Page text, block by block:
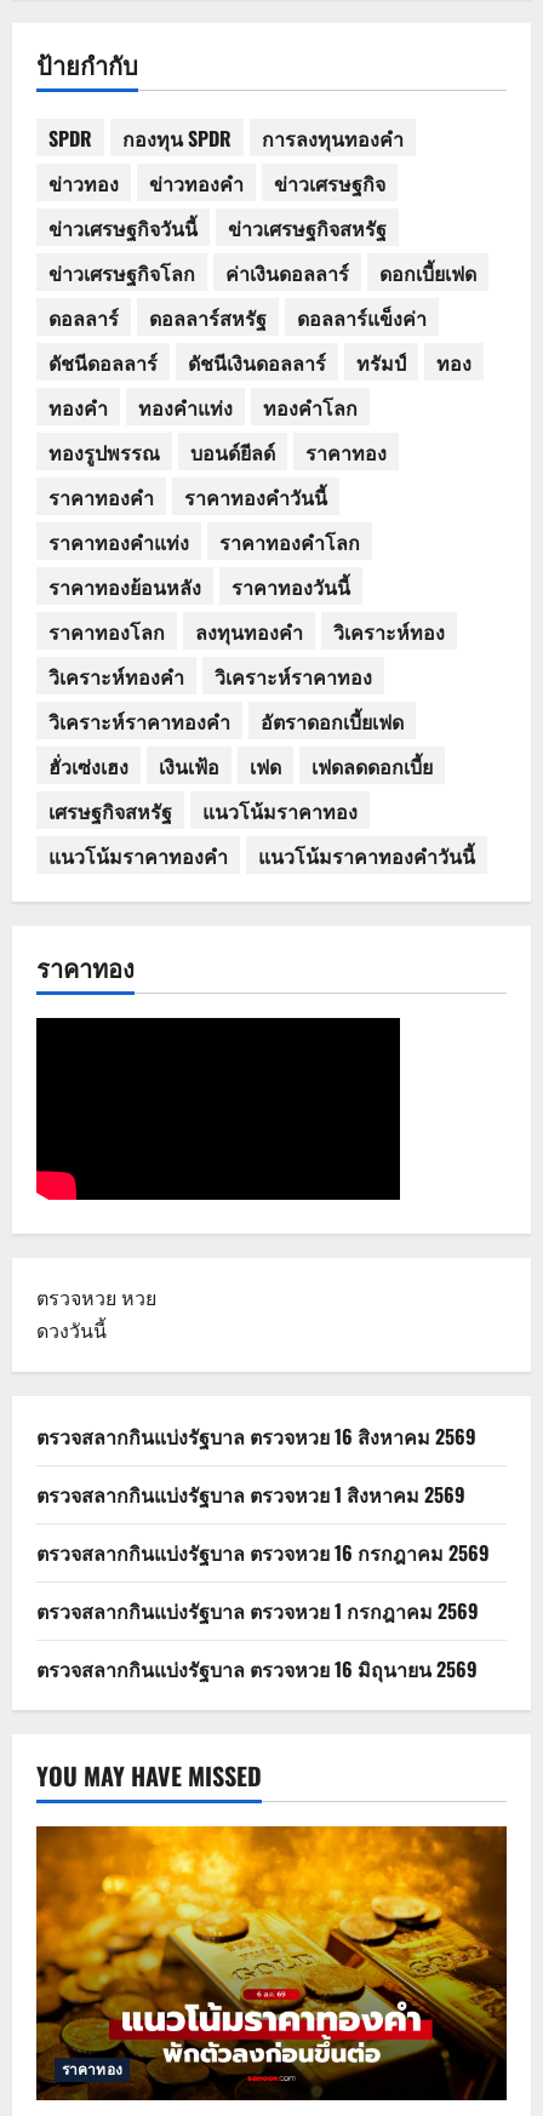
ป้ายกำกับ
SPDR กองทุน SPDR
การลงทุนทองคำ
ข่าวทอง
ข่าวทองคำ
ข่าวเศรษฐกิจ
ข่าวเศรษฐกิจวันนี้
ข่าวเศรษฐกิจสหรัฐ
ข่าวเศรษฐกิจโลก
ค่าเงินดอลลาร์
ดอกเบี้ยเฟด
ดอลลาร์
ดอลลาร์สหรัฐ
ดอลลาร์แข็งค่า
ดัชนีดอลลาร์
ดัชนีเงินดอลลาร์ ทรัมป์
ทอง
ทองคำ
ทองคำแท่ง
ทองคำโลก
ทองรูปพรรณ
บอนด์ยีลด์
ราคาทอง
ราคาทองคำ
ราคาทองคำวันนี้
ราคาทองคำแท่ง
ราคาทองคำโลก
ราคาทองย้อนหลัง
ราคาทองวันนี้
ราคาทองโลก
ลงทุนทองคำ
วิเคราะห์ทอง
วิเคราะห์ทองคำ
วิเคราะห์ราคาทอง
วิเคราะห์ราคาทองคำ
อัตราดอกเบี้ยเฟด
ฮั่วเซ่งเฮง
เงินเฟ้อ เฟด
เฟดลดดอกเบี้ย
เศรษฐกิจสหรัฐ
แนวโน้มราคาทอง
แนวโน้มราคาทองคำ
แนวโน้มราคาทองคำวันนี้
ราคาทอง
ตรวจหวย หวย
ดวงวันนี้
ตรวจสลากกินแบ่งรัฐบาล ตรวจหวย 16 สิงหาคม 2569
ตรวจสลากกินแบ่งรัฐบาล ตรวจหวย 1 สิงหาคม 2569
ตรวจสลากกินแบ่งรัฐบาล ตรวจหวย 16 กรกฎาคม 2569
ตรวจสลากกินแบ่งรัฐบาล ตรวจหวย 1 กรกฎาคม 2569
ตรวจสลากกินแบ่งรัฐบาล ตรวจหวย 16 มิถุนายน 2569
YOU MAY HAVE MISSED
ราคาทอง